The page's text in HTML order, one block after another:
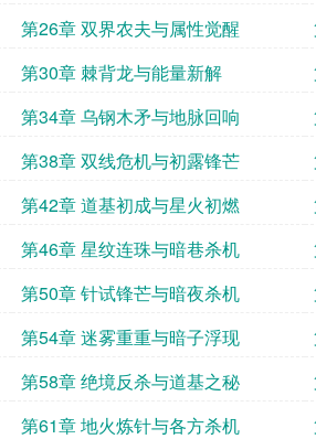
第26章 双界农夫与属性觉醒
第30章 棘背龙与能量新解
第34章 乌钢木矛与地脉回响
第38章 双线危机与初露锋芒
第42章 道基初成与星火初燃
第46章 星纹连珠与暗巷杀机
第50章 针试锋芒与暗夜杀机
第54章 迷雾重重与暗子浮现
第58章 绝境反杀与道基之秘
第61章 地火炼针与各方杀机